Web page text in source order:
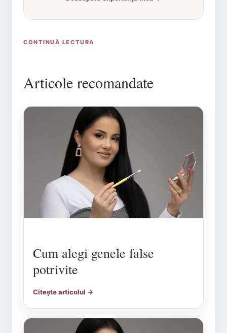
CONTINUĂ LECTURA
Articole recomandate
Cum alegi genele false
potrivite
Citește articolul →